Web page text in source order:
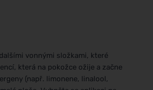
vonnými složkami, které
která na pokožce ožije a začne
(např. limonene, linalool,